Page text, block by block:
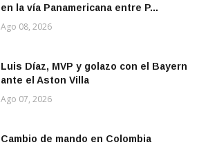
en la vía Panamericana entre P...
Ago 08, 2026
Luis Díaz, MVP y golazo con el Bayern
ante el Aston Villa
Ago 07, 2026
Cambio de mando en Colombia